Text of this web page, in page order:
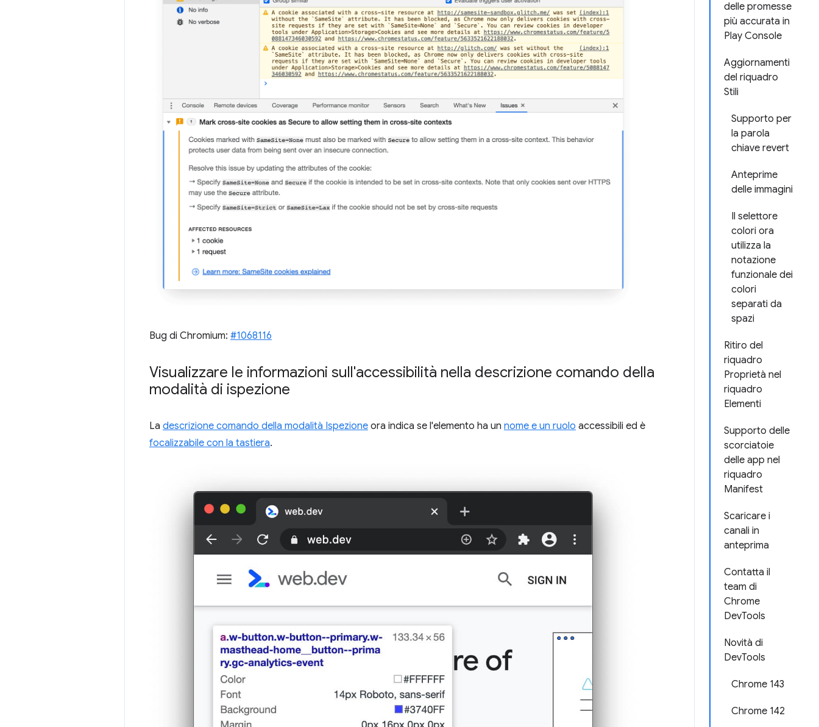
delle promesse
più accurata in
Play Console
Aggiornamenti
del riquadro
Stili
Supporto per
la parola
chiave revert
Anteprime
delle immagini
Il selettore
colori ora
utilizza la
notazione
funzionale dei
colori
separati da
spazi
Ritiro del
riquadro
Proprietà nel
riquadro
Elementi
Supporto delle
scorciatoie
delle app nel
riquadro
Manifest
Scaricare i
canali in
anteprima
Contatta il
team di
Chrome
DevTools
Novità di
DevTools
Chrome 143
Chrome 142
Bug di Chromium: #1068116
Visualizzare le informazioni sull'accessibilità nella descrizione comando della
modalità di ispezione
La descrizione comando della modalità Ispezione ora indica se l'elemento ha un nome e un ruolo accessibili ed è
focalizzabile con la tastiera.